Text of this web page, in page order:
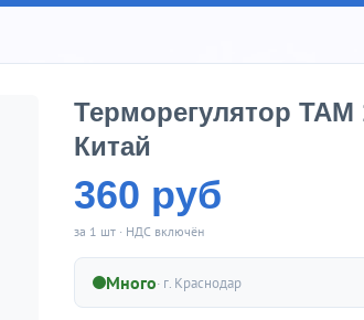
Терморегулятор ТАМ
Китай
360 руб
за 1 шт · НДС включён
Много· г. Краснодар